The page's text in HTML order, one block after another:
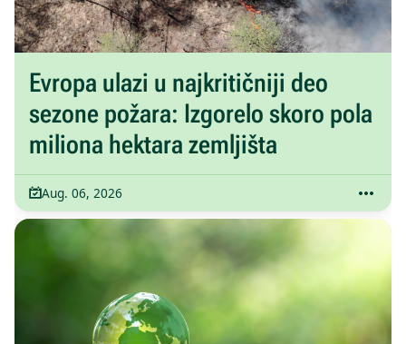
Evropa ulazi u najkritičniji deo
sezone požara: Izgorelo skoro pola
miliona hektara zemljišta
Aug. 06, 2026